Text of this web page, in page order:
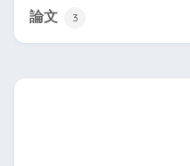
論文 3